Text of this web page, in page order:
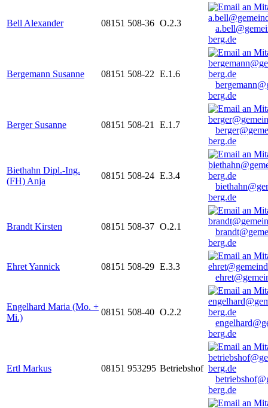
Bell Alexander 08151 508-36 O.2.3
berg.de
Bergemann Susanne 08151 508-22 E.1.6
berg.de
Berger Susanne 08151 508-21 E.1.7
berg.de
Biethahn Dipl.-Ing.
(FH) Anja
08151 508-24 E.3.4
berg.de
Brandt Kirsten 08151 508-37 O.2.1
berg.de
Ehret Yannick 08151 508-29 E.3.3
Engelhard Maria (Mo. +
Mi.)
08151 508-40 O.2.2
berg.de
Ertl Markus 08151 953295 Betriebshof
berg.de